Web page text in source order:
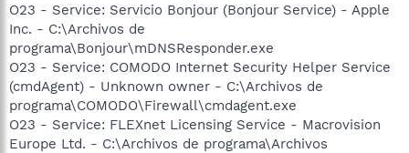
O23 - Service: Servicio Bonjour (Bonjour Service) - Apple
Inc. - C:\Archivos de
programa\Bonjour\mDNSResponder.exe
O23 - Service: COMODO Internet Security Helper Service
(cmdAgent) - Unknown owner - C:\Archivos de
programa\COMODO\Firewall\cmdagent.exe
O23 - Service: FLEXnet Licensing Service - Macrovision
Europe Ltd. - C:\Archivos de programa\Archivos